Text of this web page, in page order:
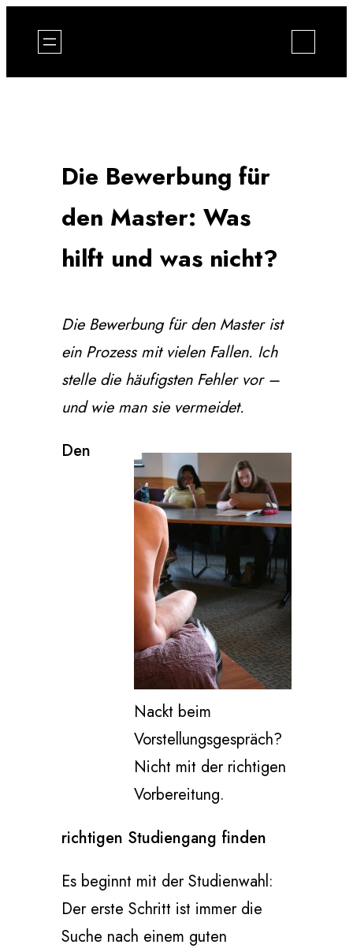
Inhalt
springen
Die Bewerbung für
den Master: Was
hilft und was nicht?
Die Bewerbung für den Master ist
ein Prozess mit vielen Fallen. Ich
stelle die häufigsten Fehler vor –
und wie man sie vermeidet.
Nackt beim
Vorstellungsgespräch?
Nicht mit der richtigen
Vorbereitung.
Den
richtigen Studiengang finden
Es beginnt mit der Studienwahl:
Der erste Schritt ist immer die
Suche nach einem guten